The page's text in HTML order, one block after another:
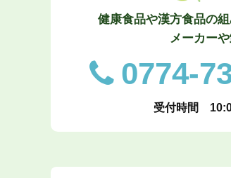
健康食品や漢方食品の
メーカー
0774-
受付時間